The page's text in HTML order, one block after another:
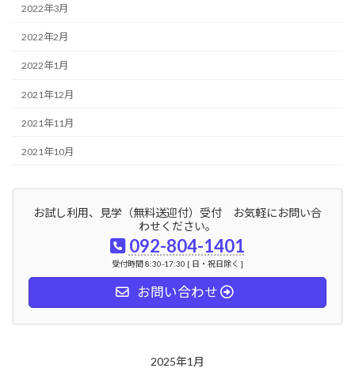
2022年3月
2022年2月
2022年1月
2021年12月
2021年11月
2021年10月
お試し利用、見学（無料送迎付）受付 お気軽にお問い合
わせください。
092-804-1401
受付時間 8:30-17:30 [ 日・祝日除く ]
お問い合わせ
2025年1月